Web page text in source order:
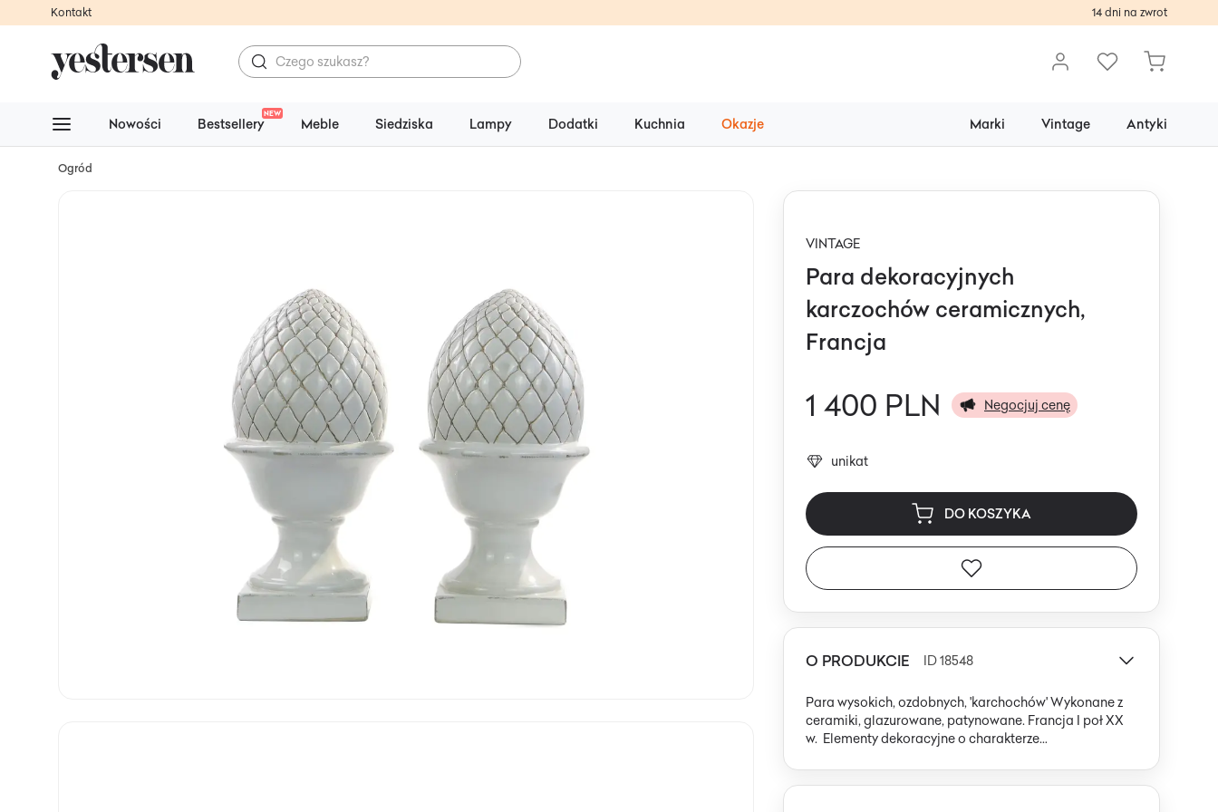
Kontakt 14 dni na zwrot
Nowości Bestsellery
NEW
Meble Siedziska Lampy Dodatki Kuchnia Okazje Marki Vintage Antyki
Ogród
VINTAGE
Para dekoracyjnych
karczochów ceramicznych,
Francja
1 400 PLN Negocjuj cenę
unikat
DO KOSZYKA
O PRODUKCIE ID 18548
Para wysokich, ozdobnych, 'karchochów' Wykonane z
ceramiki, glazurowane, patynowane. Francja I poł XX
w. Elementy dekoracyjne o charakterze
wnętrz, małej architektury, ogrodu. Wykonane zostały z